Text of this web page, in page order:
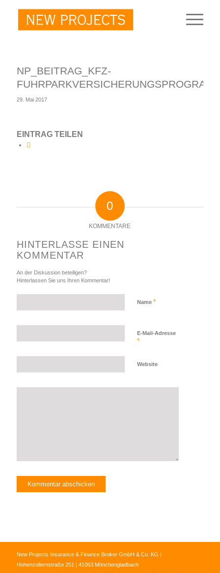
NP_BEITRAG_KFZ-
29. Mai 2017
EINTRAG TEILEN
0
KOMMENTARE
HINTERLASSE EINEN
KOMMENTAR
An der Diskussion beteiligen?
Hinterlassen Sie uns Ihren Kommentar!
Name *
E-Mail-Adresse
*
Website
New Projects Insurance & Finance Broker GmbH & Co. KG |
Hohenzollernstraße 251 | 41063 Mönchengladbach